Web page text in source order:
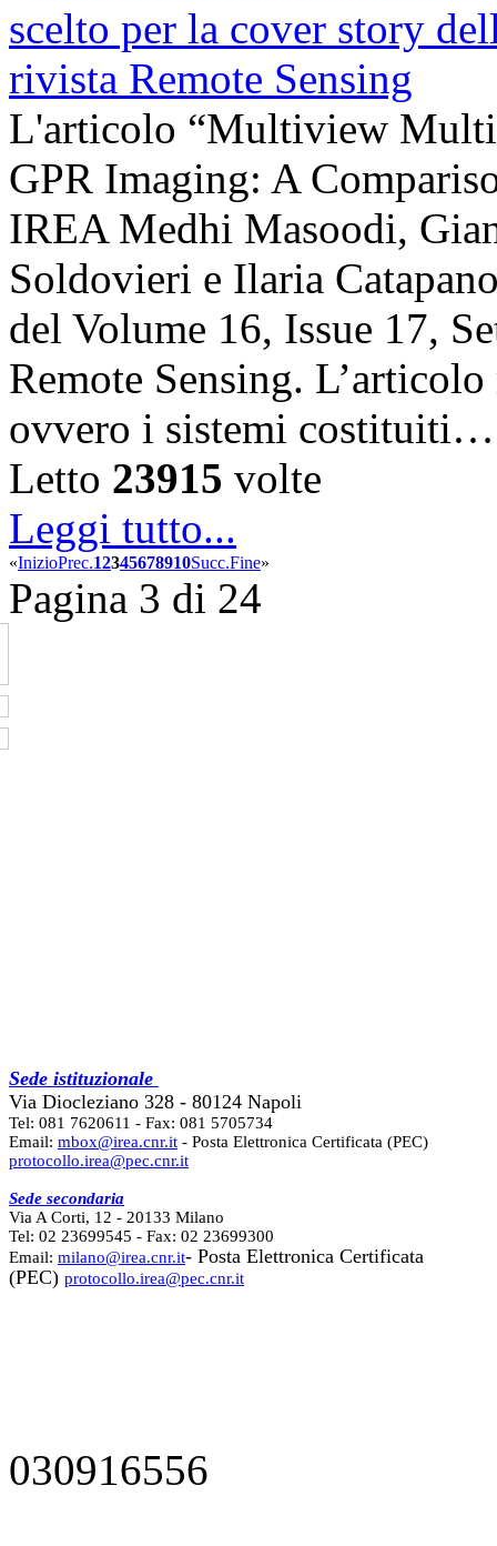
L'articolo “Multiview
GPR Imaging: A
IREA Medhi Masoodi,
Soldovieri e Ilaria
del Volume 16, Issue 17,
Remote Sensing.
ovvero i sistemi costituiti…
Letto 23915 volte
Leggi tutto...
«InizioPrec.12345678910Succ.Fine»
Pagina 3 di 24
Sede istituzionale
Via Diocleziano 328 - 80124 Napoli
Tel: 081 7620611 - Fax: 081 5705734
Email: mbox@irea.cnr.it - Posta Elettronica Certificata (PEC)
protocollo.irea@pec.cnr.it
Sede secondaria
Via A Corti, 12 - 20133 Milano
Tel: 02 23699545 - Fax: 02 23699300
Email: milano@irea.cnr.it- Posta Elettronica Certificata
(PEC) protocollo.irea@pec.cnr.it
030916556